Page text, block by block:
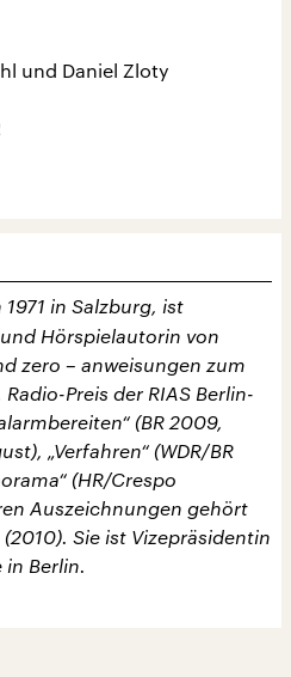
und Daniel Zloty
in Salzburg, ist
Hörspielautorin von
zero – anweisungen zum
Preis der RIAS Berlin-
(BR 2009,
„Verfahren“ (WDR/BR
(HR/Crespo
Auszeichnungen gehört
Sie ist Vizepräsidentin
in Berlin.